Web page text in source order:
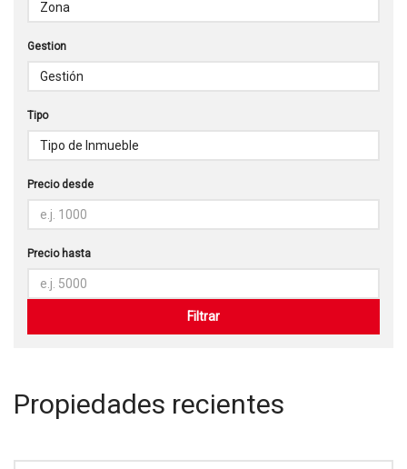
Gestion
Tipo
Precio desde
Precio hasta
Propiedades recientes